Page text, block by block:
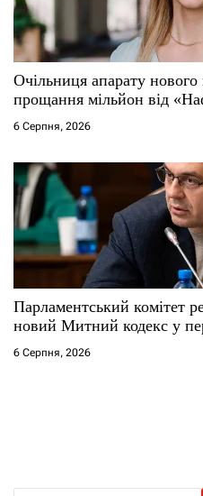
Очільниця апарату
прощання мільйон від
6 Серпня, 2026
Парламентський комітет
новий Митний кодекс у
6 Серпня, 2026